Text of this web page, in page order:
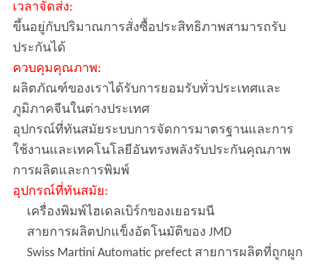
เวลาจัดส่ง:
ขึ้นอยู่กับปริมาณการสั่งซื้อประสิทธิภาพสามารถรับ
ประกันได้
ควบคุมคุณภาพ:
ผลิตภัณฑ์ของเราได้รับการยอมรับทั่วประเทศและ
ภูมิภาคจีนในต่างประเทศ
อุปกรณ์ที่ทันสมัยระบบการจัดการมาตรฐานและการ
ใช้งานและเทคโนโลยีอันทรงพลังรับประกันคุณภาพ
การผลิตและการพิมพ์
อุปกรณ์ที่ทันสมัย:
เครื่องพิมพ์ไฮเดลเบิร์กของเยอรมนี
สายการผลิตปกแข็งอัตโนมัติของ JMD
Swiss Martini Automatic prefect สายการผลิตที่ถูกผูก